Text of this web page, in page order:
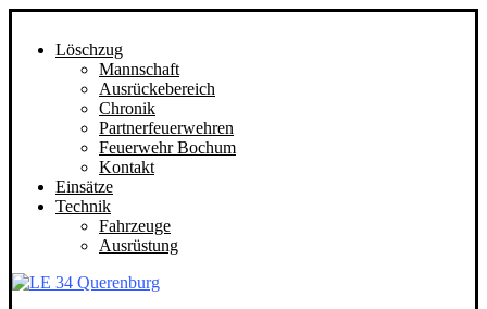
Löschzug
Mannschaft
Ausrückebereich
Chronik
Partnerfeuerwehren
Feuerwehr Bochum
Kontakt
Einsätze
Technik
Fahrzeuge
Ausrüstung